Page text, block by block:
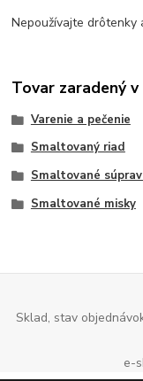
Nepoužívajte drôtenky
Tovar zaradený
Varenie a pečenie
Smaltovaný riad
Smaltované
Smaltované misky
Sklad, stav
e-